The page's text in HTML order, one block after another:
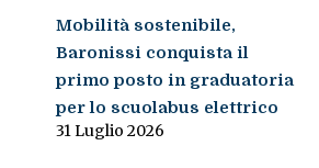
Mobilità sostenibile,
Baronissi conquista il
primo posto in graduatoria
per lo scuolabus elettrico
31 Luglio 2026